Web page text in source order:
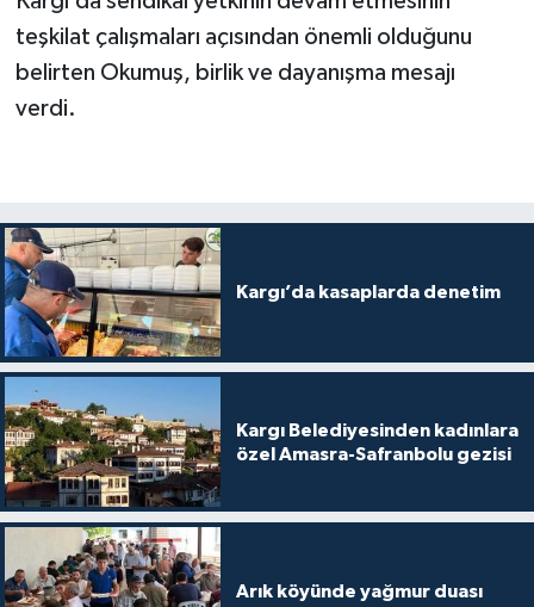
teşkilat çalışmaları açısından önemli olduğunu
belirten Okumuş, birlik ve dayanışma mesajı
verdi.
Kargı’da kasaplarda denetim
Kargı Belediyesinden kadınlara
özel Amasra-Safranbolu gezisi
Arık köyünde yağmur duası